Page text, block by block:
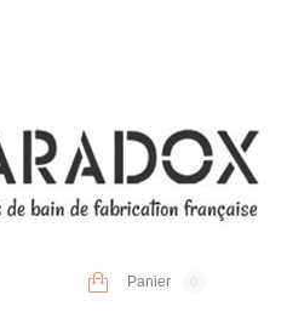
Panier